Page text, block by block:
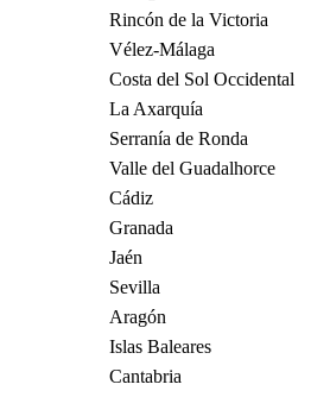
Rincón de la Victoria
Vélez-Málaga
Costa del Sol Occidental
La Axarquía
Serranía de Ronda
Valle del Guadalhorce
Cádiz
Granada
Jaén
Sevilla
Aragón
Islas Baleares
Cantabria